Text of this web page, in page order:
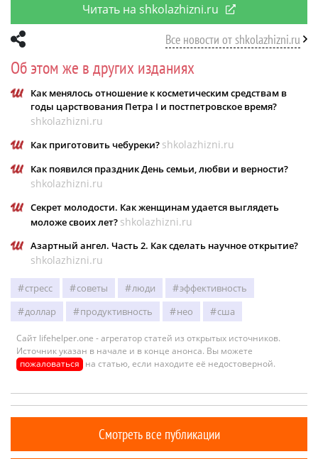
Читать на shkolazhizni.ru
Все новости от shkolazhizni.ru
Об этом же в других изданиях
Как менялось отношение к косметическим средствам в
годы царствования Петра I и постпетровское время?
shkolazhizni.ru
Как приготовить чебуреки? shkolazhizni.ru
Как появился праздник День семьи, любви и верности?
shkolazhizni.ru
Секрет молодости. Как женщинам удается выглядеть
моложе своих лет? shkolazhizni.ru
​Азартный ангел. Часть 2. Как сделать научное открытие?
shkolazhizni.ru
стресс советы люди
эффективность
доллар
продуктивность нео сша
Сайт lifehelper.one - агрегатор статей из открытых источников.
Источник указан в начале и в конце анонса. Вы можете
пожаловаться на статью, если находите её недостоверной.
Смотреть все публикации